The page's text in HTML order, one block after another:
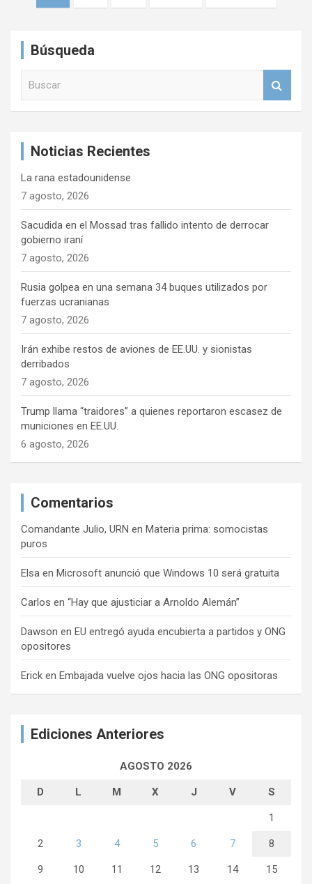
Búsqueda
Noticias Recientes
La rana estadounidense
7 agosto, 2026
Sacudida en el Mossad tras fallido intento de derrocar
gobierno iraní
7 agosto, 2026
Rusia golpea en una semana 34 buques utilizados por
fuerzas ucranianas
7 agosto, 2026
Irán exhibe restos de aviones de EE.UU. y sionistas
derribados
7 agosto, 2026
Trump llama “traidores” a quienes reportaron escasez de
municiones en EE.UU.
6 agosto, 2026
Comentarios
Comandante Julio, URN en Materia prima: somocistas
puros
Elsa en Microsoft anunció que Windows 10 será gratuita
Carlos en “Hay que ajusticiar a Arnoldo Alemán”
Dawson en EU entregó ayuda encubierta a partidos y ONG
opositores
Erick en Embajada vuelve ojos hacia las ONG opositoras
Ediciones Anteriores
AGOSTO 2026
D L M X J V S
1
2 3 4 5 6 7 8
9 10 11 12 13 14 15